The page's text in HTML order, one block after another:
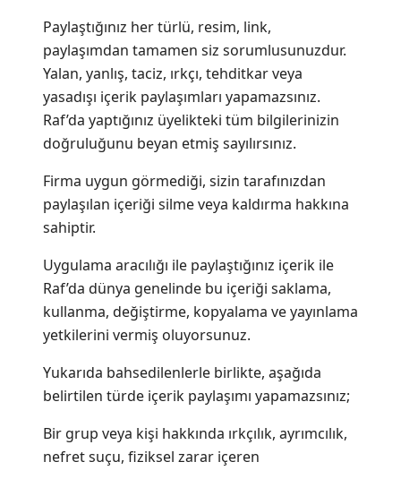
Paylaştığınız her türlü, resim, link,
paylaşımdan tamamen siz sorumlusunuzdur.
Yalan, yanlış, taciz, ırkçı, tehditkar veya
yasadışı içerik paylaşımları yapamazsınız.
Raf’da yaptığınız üyelikteki tüm bilgilerinizin
doğruluğunu beyan etmiş sayılırsınız.
Firma uygun görmediği, sizin tarafınızdan
paylaşılan içeriği silme veya kaldırma hakkına
sahiptir.
Uygulama aracılığı ile paylaştığınız içerik ile
Raf’da dünya genelinde bu içeriği saklama,
kullanma, değiştirme, kopyalama ve yayınlama
yetkilerini vermiş oluyorsunuz.
Yukarıda bahsedilenlerle birlikte, aşağıda
belirtilen türde içerik paylaşımı yapamazsınız;
Bir grup veya kişi hakkında ırkçılık, ayrımcılık,
nefret suçu, fiziksel zarar içeren